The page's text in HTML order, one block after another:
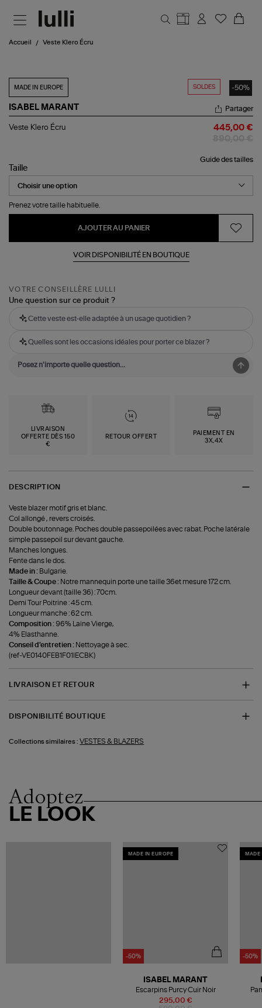
Accueil Veste Klero Écru
SOLDES -50%
MADE IN EUROPE
ISABEL MARANT
Veste
Partager
Veste Klero Écru 445,00 €
Guide des tailles
Taille
Prenez votre taille habituelle.
AJOUTER AU PANIER
VOIR DISPONIBILITÉ EN BOUTIQUE
VOTRE CONSEILLÈRE LULLI
Une question sur ce produit ?
Cette veste est-elle adaptée à un usage quotidien ?
Quelles sont les occasions idéales pour porter ce blazer ?
LIVRAISON
OFFERTE DÈS 150
€
RETOUR OFFERT
PAIEMENT EN
3X,4X
DESCRIPTION
Veste blazer motif gris et blanc.
Col allongé , revers croisés.
Double boutonnage. Poches double passepoilées avec rabat. Poche latérale
simple passepoil sur devant gauche.
Manches longues.
Fente dans le dos.
Made in : Bulgarie.
Taille & Coupe : Notre mannequin porte une taille 36et mesure 172 cm.
Longueur devant (taille 36) : 70cm.
Demi Tour Poitrine : 45 cm.
Longueur manche : 62 cm.
Composition : 96% Laine Vierge,
4% Elasthanne.
Conseil d'entretien : Nettoyage à sec.
(ref-VE0140FEB1F01IECBK)
LIVRAISON ET RETOUR
DISPONIBILITÉ BOUTIQUE
Collections similaires : VESTES & BLAZERS
Adoptez
LE LOOK
MADE IN EUROPE
-50%
295,00 €
ISABEL MARANT
Escarpins Purcy Cuir Noir
MADE
-50%